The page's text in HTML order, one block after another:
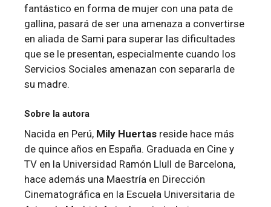
fantástico en forma de mujer con una pata de
gallina, pasará de ser una amenaza a convertirse
en aliada de Sami para superar las dificultades
que se le presentan, especialmente cuando los
Servicios Sociales amenazan con separarla de
su madre.
Sobre la autora
Nacida en Perú, Mily Huertas reside hace más
de quince años en España. Graduada en Cine y
TV en la Universidad Ramón Llull de Barcelona,
hace además una Maestría en Dirección
Cinematográfica en la Escuela Universitaria de